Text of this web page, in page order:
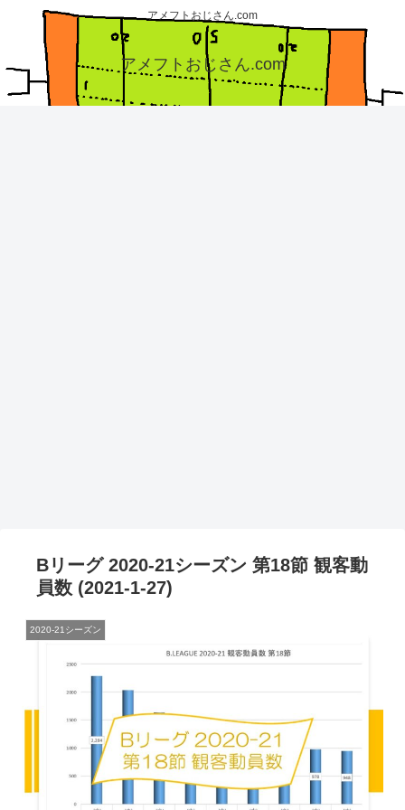
アメフトおじさん.com
アメフトおじさん.com
Bリーグ 2020-21シーズン 第18節 観客動
員数 (2021-1-27)
2020-21シーズン